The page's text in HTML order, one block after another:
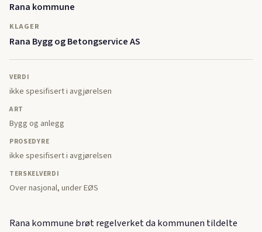
Rana kommune
KLAGER
Rana Bygg og Betongservice AS
VERDI
ikke spesifisert i avgjørelsen
ART
Bygg og anlegg
PROSEDYRE
ikke spesifisert i avgjørelsen
TERSKELVERDI
Over nasjonal, under EØS
Rana kommune brøt regelverket da kommunen tildelte